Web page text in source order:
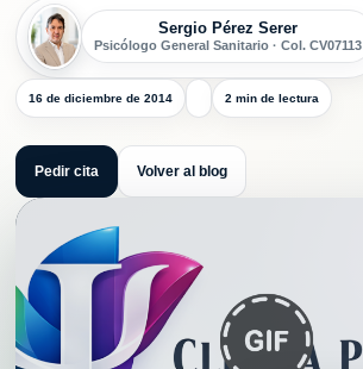
Sergio Pérez Serer
Psicólogo General Sanitario · Col. CV07113
16 de diciembre de 2014 2 min de lectura
Pedir cita Volver al blog